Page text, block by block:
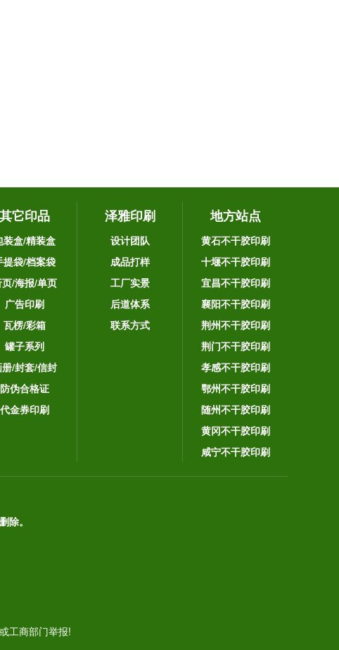
其它印品
装盒/精装盒
提袋/档案袋
/海报/单页
广告印刷
瓦楞/彩箱
罐子系列
/封套/信封
防伪合格证
代金券印刷
泽雅印刷
设计团队
成品打样
工厂实景
后道体系
联系方式
地方站点
黄石不干胶印刷
十堰不干胶印刷
宜昌不干胶印刷
襄阳不干胶印刷
荆州不干胶印刷
荆门不干胶印刷
孝感不干胶印刷
鄂州不干胶印刷
随州不干胶印刷
黄冈不干胶印刷
咸宁不干胶印刷
除。
工商部门举报!